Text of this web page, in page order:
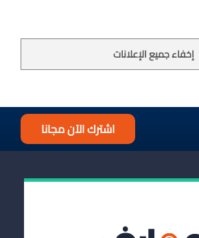
إخفاء جميع الإعلانات
اشترك الآن مجانا